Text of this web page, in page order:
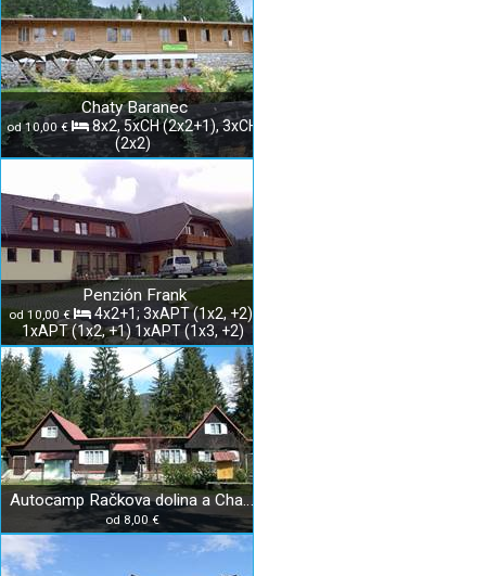
Chaty Baranec
od 10,00 €
8x2, 5xCH (2x2+1), 3xCH
(2x2)
Penzión Frank
od 10,00 €
4x2+1; 3xAPT (1x2, +2);
1xAPT (1x2, +1) 1xAPT (1x3, +2)
Autocamp Račkova dolina a Chata Jakubiná
od 8,00 €